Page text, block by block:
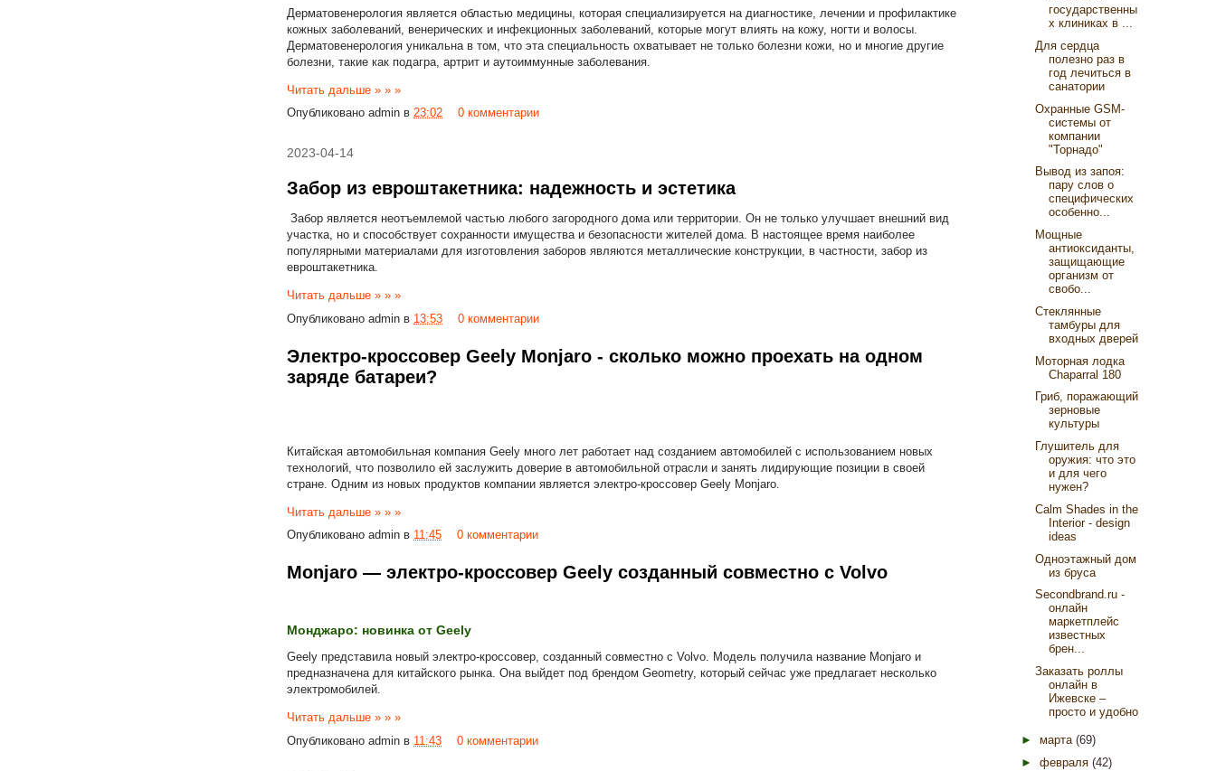
Дерматовенерология является областью медицины, которая специализируется на диагностике, лечении и профилактике
кожных заболеваний, венерических и инфекционных заболеваний, которые могут влиять на кожу, ногти и волосы.
Дерматовенерология уникальна в том, что эта специальность охватывает не только болезни кожи, но и многие другие
болезни, такие как подагра, артрит и аутоиммунные заболевания.
Читать дальше » » »
Опубликовано admin в 23:02 0 комментарии
2023-04-14
Забор из евроштакетника: надежность и эстетика
Забор является неотъемлемой частью любого загородного дома или территории. Он не только улучшает внешний вид
участка, но и способствует сохранности имущества и безопасности жителей дома. В настоящее время наиболее
популярными материалами для изготовления заборов являются металлические конструкции, в частности, забор из
евроштакетника.
Читать дальше » » »
Опубликовано admin в 13:53 0 комментарии
Электро-кроссовер Geely Monjaro - сколько можно проехать на одном
заряде батареи?
Китайская автомобильная компания Geely много лет работает над созданием автомобилей с использованием новых
технологий, что позволило ей заслужить доверие в автомобильной отрасли и занять лидирующие позиции в своей
стране. Одним из новых продуктов компании является электро-кроссовер Geely Monjaro.
Читать дальше » » »
Опубликовано admin в 11:45 0 комментарии
Monjaro — электро-кроссовер Geely созданный совместно с Volvo
Монджаро: новинка от Geely
Geely представила новый электро-кроссовер, созданный совместно с Volvo. Модель получила название Monjaro и
предназначена для китайского рынка. Она выйдет под брендом Geometry, который сейчас уже предлагает несколько
электромобилей.
Читать дальше » » »
Опубликовано admin в 11:43 0 комментарии
государственны
х клиниках в ...
Для сердца
полезно раз в
год лечиться в
санатории
Охранные GSM-
системы от
компании
"Торнадо"
Вывод из запоя:
пару слов о
специфических
особенно...
Мощные
антиоксиданты,
защищающие
организм от
свобо...
Стеклянные
тамбуры для
входных дверей
Моторная лодка
Chaparral 180
Гриб, поражающий
зерновые
культуры
Глушитель для
оружия: что это
и для чего
нужен?
Calm Shades in the
Interior - design
ideas
Одноэтажный дом
из бруса
Secondbrand.ru -
онлайн
маркетплейс
известных
брен...
Заказать роллы
онлайн в
Ижевске –
просто и удобно
► марта (69)
► февраля (42)